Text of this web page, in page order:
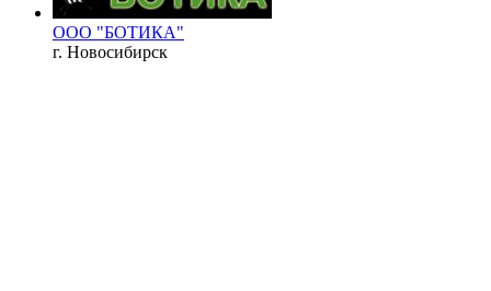
ООО "БОТИКА"
г. Новосибирск